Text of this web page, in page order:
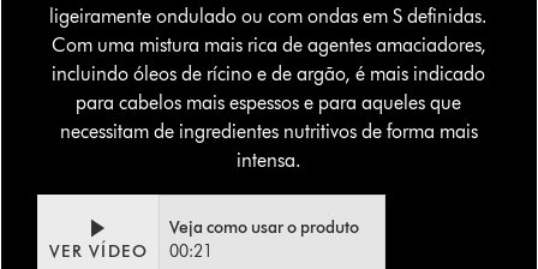
ligeiramente ondulado ou com ondas em S definidas.
Com uma mistura mais rica de agentes amaciadores,
incluindo óleos de rícino e de argão, é mais indicado
para cabelos mais espessos e para aqueles que
necessitam de ingredientes nutritivos de forma mais
intensa.
Transcript
transcrição
VER VÍDEO
Veja como usar o produto
00:21